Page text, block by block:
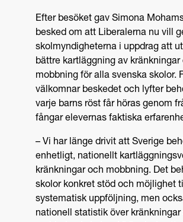
Efter besöket gav Simona
besked om att Liberalerna nu vill
skolmyndigheterna i uppdrag att
bättre kartläggning av kränkningar
mobbning för alla svenska skolor.
välkomnar beskedet och lyfter
varje barns röst får höras genom
fångar elevernas faktiska
– Vi har länge drivit att Sverige
enhetligt, nationellt
kränkningar och mobbning. Det
skolor konkret stöd och möjlighet
systematisk uppföljning, men
nationell statistik över kränkningar